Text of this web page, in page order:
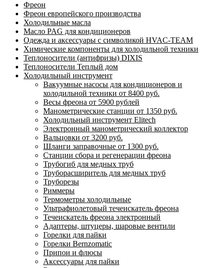
Фреон
Фреон европейского производства
Холодильные масла
Масло PAG для кондиционеров
Одежда и аксессуары с символикой HVAC-TEAM
Химические компоненты для холодильной техники
Теплоносители (антифризы) DIXIS
Теплоносители Теплый дом
Холодильный инструмент
Вакуумные насосы для кондиционеров и
холодильной техники от 8400 руб.
Весы фреона от 5900 рублей
Манометрические станции от 1350 руб.
Холодильный инструмент Elitech
Электронный манометрический коллектор
Вальцовки от 3200 руб.
Шланги заправочные от 1300 руб.
Станции сбора и регенерации фреона
Трубогиб для медных труб
Труборасширитель для медных труб
Труборезы
Риммеры
Термометры холодильные
Ультрафиолетовый течеискатель фреона
Течеискатель фреона электронный
Адаптеры, штуцеры, шаровые вентили
Горелки для пайки
Горелки Bernzomatic
Припои и флюсы
Аксессуары для пайки